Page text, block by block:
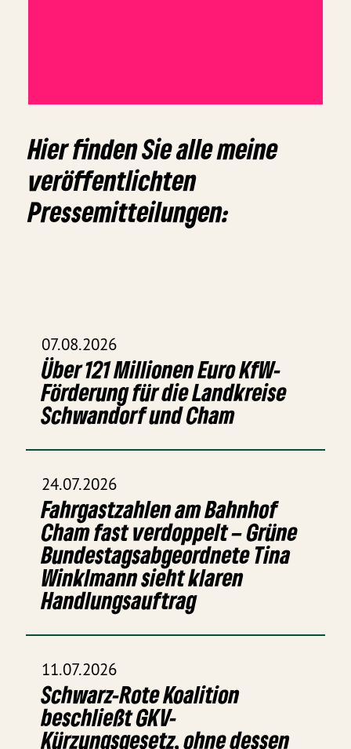
Hier finden Sie alle meine
veröffentlichten
Pressemitteilungen:
07.08.2026
Über 121 Millionen Euro KfW-
Förderung für die Landkreise
Schwandorf und Cham
24.07.2026
Fahrgastzahlen am Bahnhof
Cham fast verdoppelt – Grüne
Bundestagsabgeordnete Tina
Winklmann sieht klaren
Handlungsauftrag
11.07.2026
Schwarz-Rote Koalition
beschließt GKV-
Kürzungsgesetz, ohne dessen